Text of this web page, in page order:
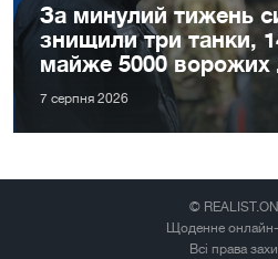
За минулий тижень
знищили три танки,
майже 5000 ворожих
7 серпня 2026
©
Щоденне
Всі права